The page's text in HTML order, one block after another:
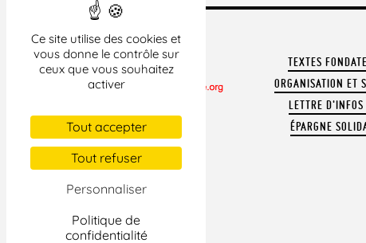
Ce site utilise des cookies et
vous donne le contrôle sur
ceux que vous souhaitez
activer
Tout accepter
Tout refuser
Personnaliser
Politique de
confidentialité
CONTACTER LA LDH
REVUE DE PRESSE
ARCHIVES
TEXTES
ORGANISATION ET
LETTRE D'INFOS
ÉPARGNE